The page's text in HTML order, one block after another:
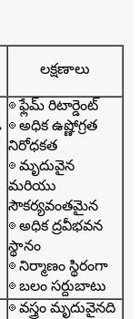
లక్షణాలు
◎ ఫ్లేమ్ రిటార్డెంట్
◎ అధిక ఉష్ణోగ్రత
నిరోధకత
◎ మృదువైన
మరియు
సౌకర్యవంతమైన
◎ అధిక ద్రవీభవన
స్థానం
◎ నిర్మాణం స్థిరంగా
◎ బలం సర్దుబాటు
◎ వస్త్రం మృదువైనది